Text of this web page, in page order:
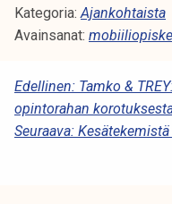
Kategoria:Ajankohtaista
Avainsanat:
A
R
Edellinen: Tamko &
opintorahan
Seuraava: